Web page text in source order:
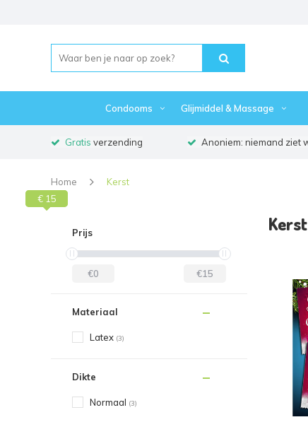
Condooms Glijmiddel & Massage
Gratis verzending Anoniem: niemand ziet
Home Kerst
Prijs
€0 €15
€ 0
€ 15
Materiaal
Latex (3)
Dikte
Normaal (3)